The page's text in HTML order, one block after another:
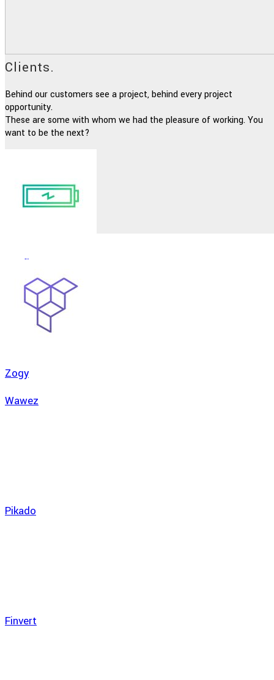
Clients.
Behind our customers see a project, behind every project
opportunity.
These are some with whom we had the pleasure of working. You
want to be the next?
Sunflower
Zogy
Wawez
Pikado
Finvert